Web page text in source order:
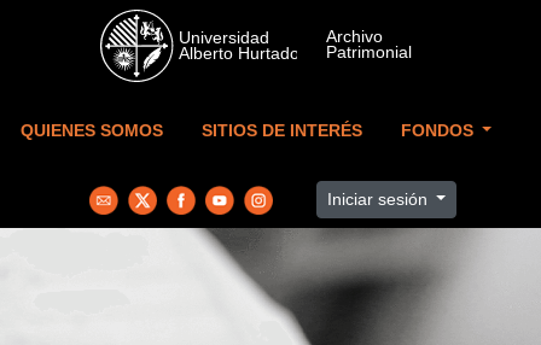
Skip to main content
QUIENES SOMOS SITIOS DE INTERÉS FONDOS
Iniciar sesión